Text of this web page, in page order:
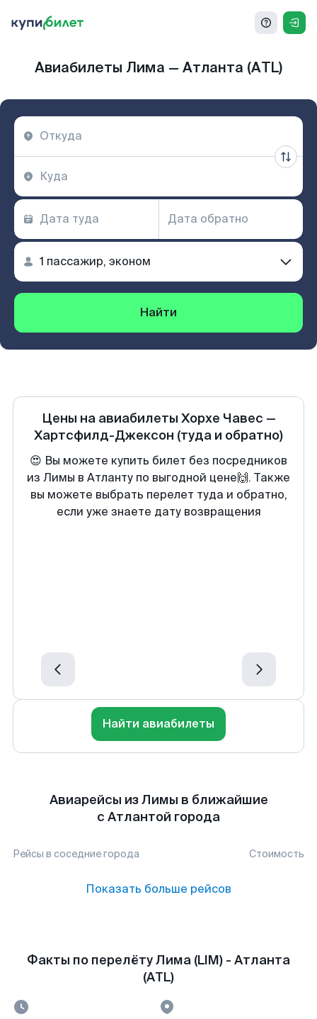
Авиабилеты Лима — Атланта (ATL)
Найти
Цены на авиабилеты Хорхе Чавес —
Хартсфилд-Джексон (туда и обратно)
😍 Вы можете купить билет без посредников
из Лимы в Атланту по выгодной цене🙌. Также
вы можете выбрать перелет туда и обратно,
если уже знаете дату возвращения
Найти авиабилеты
Авиарейсы из Лимы в ближайшие
с Атлантой города
Рейсы в соседние города Стоимость
Показать больше рейсов
Факты по перелёту Лима (LIM) - Атланта
(ATL)